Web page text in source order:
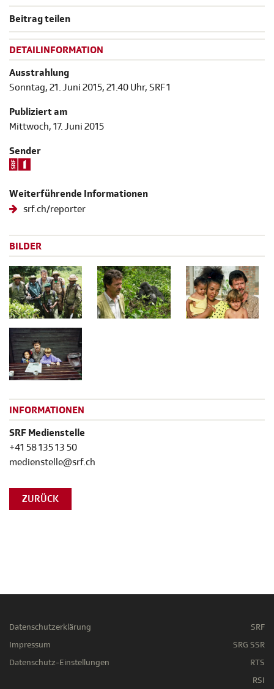
Beitrag teilen
DETAILINFORMATION
Ausstrahlung
Sonntag, 21. Juni 2015, 21.40 Uhr, SRF 1
Publiziert am
Mittwoch, 17. Juni 2015
Sender
Weiterführende Informationen
srf.ch/reporter
BILDER
INFORMATIONEN
SRF Medienstelle
+41 58 135 13 50
medienstelle@srf.ch
ZURÜCK
Datenschutzerklärung
Impressum
Datenschutz-Einstellungen
SRF
SRG SSR
RTS
RSI